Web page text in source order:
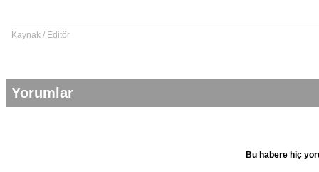
Kaynak / Editör
Yorumlar
Bu habere hiç